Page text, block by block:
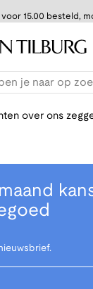
15.00 besteld,
over ons